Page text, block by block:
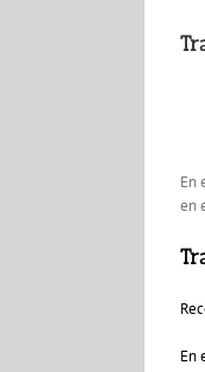
En
en
En